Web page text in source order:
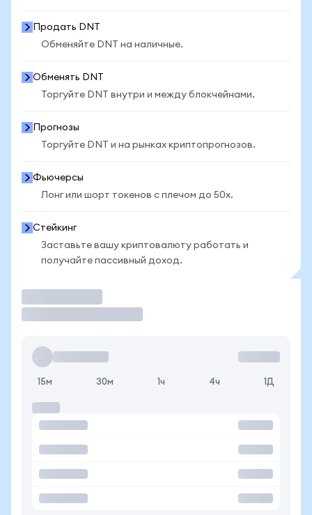
Продать DNT
Обменяйте DNT на наличные.
Обменять DNT
Торгуйте DNT внутри и между блокчейнами.
Прогнозы
Торгуйте DNT и на рынках криптопрогнозов.
Фьючерсы
Лонг или шорт токенов с плечом до 50x.
Стейкинг
Заставьте вашу криптовалюту работать и
получайте пассивный доход.
15м 30м 1ч 4ч 1Д